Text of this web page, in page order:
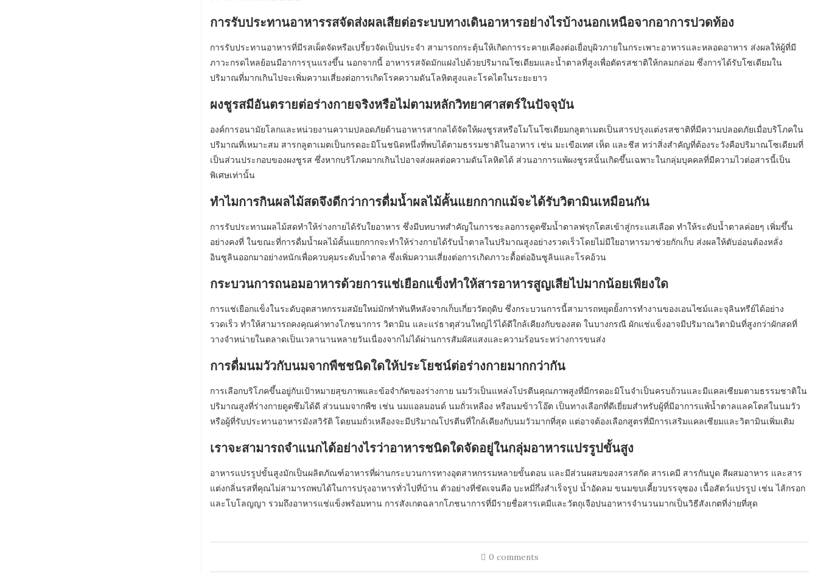
การรับประทานอาหารรสจัดส่งผลเสียต่อระบบทางเดินอาหารอย่างไรบ้างนอกเหนือจากอาการปวดท้อง
การรับประทานอาหารที่มีรสเผ็ดจัดหรือเปรี้ยวจัดเป็นประจำ สามารถกระตุ้นให้เกิดการระคายเคืองต่อเยื่อบุผิวภายในกระเพาะอาหารและหลอดอาหาร ส่งผลให้ผู้ที่มี
ภาวะกรดไหลย้อนมีอาการรุนแรงขึ้น นอกจากนี้ อาหารรสจัดมักแฝงไปด้วยปริมาณโซเดียมและน้ำตาลที่สูงเพื่อตัดรสชาติให้กลมกล่อม ซึ่งการได้รับโซเดียมใน
ปริมาณที่มากเกินไปจะเพิ่มความเสี่ยงต่อการเกิดโรคความดันโลหิตสูงและโรคไตในระยะยาว
ผงชูรสมีอันตรายต่อร่างกายจริงหรือไม่ตามหลักวิทยาศาสตร์ในปัจจุบัน
องค์การอนามัยโลกและหน่วยงานความปลอดภัยด้านอาหารสากลได้จัดให้ผงชูรสหรือโมโนโซเดียมกลูตาเมตเป็นสารปรุงแต่งรสชาติที่มีความปลอดภัยเมื่อบริโภคใน
ปริมาณที่เหมาะสม สารกลูตาเมตเป็นกรดอะมิโนชนิดหนึ่งที่พบได้ตามธรรมชาติในอาหาร เช่น มะเขือเทศ เห็ด และชีส ทว่าสิ่งสำคัญที่ต้องระวังคือปริมาณโซเดียมที่
เป็นส่วนประกอบของผงชูรส ซึ่งหากบริโภคมากเกินไปอาจส่งผลต่อความดันโลหิตได้ ส่วนอาการแพ้ผงชูรสนั้นเกิดขึ้นเฉพาะในกลุ่มบุคคลที่มีความไวต่อสารนี้เป็น
พิเศษเท่านั้น
ทำไมการกินผลไม้สดจึงดีกว่าการดื่มน้ำผลไม้คั้นแยกกากแม้จะได้รับวิตามินเหมือนกัน
การรับประทานผลไม้สดทำให้ร่างกายได้รับใยอาหาร ซึ่งมีบทบาทสำคัญในการชะลอการดูดซึมน้ำตาลฟรุกโตสเข้าสู่กระแสเลือด ทำให้ระดับน้ำตาลค่อยๆ เพิ่มขึ้น
อย่างคงที่ ในขณะที่การดื่มน้ำผลไม้คั้นแยกกากจะทำให้ร่างกายได้รับน้ำตาลในปริมาณสูงอย่างรวดเร็วโดยไม่มีใยอาหารมาช่วยกักเก็บ ส่งผลให้ตับอ่อนต้องหลั่ง
อินซูลินออกมาอย่างหนักเพื่อควบคุมระดับน้ำตาล ซึ่งเพิ่มความเสี่ยงต่อการเกิดภาวะดื้อต่ออินซูลินและโรคอ้วน
กระบวนการถนอมอาหารด้วยการแช่เยือกแข็งทำให้สารอาหารสูญเสียไปมากน้อยเพียงใด
การแช่เยือกแข็งในระดับอุตสาหกรรมสมัยใหม่มักทำทันทีหลังจากเก็บเกี่ยววัตถุดิบ ซึ่งกระบวนการนี้สามารถหยุดยั้งการทำงานของเอนไซม์และจุลินทรีย์ได้อย่าง
รวดเร็ว ทำให้สามารถคงคุณค่าทางโภชนาการ วิตามิน และแร่ธาตุส่วนใหญ่ไว้ได้ดีใกล้เคียงกับของสด ในบางกรณี ผักแช่แข็งอาจมีปริมาณวิตามินที่สูงกว่าผักสดที่
วางจำหน่ายในตลาดเป็นเวลานานหลายวันเนื่องจากไม่ได้ผ่านการสัมผัสแสงและความร้อนระหว่างการขนส่ง
การดื่มนมวัวกับนมจากพืชชนิดใดให้ประโยชน์ต่อร่างกายมากกว่ากัน
การเลือกบริโภคขึ้นอยู่กับเป้าหมายสุขภาพและข้อจำกัดของร่างกาย นมวัวเป็นแหล่งโปรตีนคุณภาพสูงที่มีกรดอะมิโนจำเป็นครบถ้วนและมีแคลเซียมตามธรรมชาติใน
ปริมาณสูงที่ร่างกายดูดซึมได้ดี ส่วนนมจากพืช เช่น นมแอลมอนด์ นมถั่วเหลือง หรือนมข้าวโอ๊ต เป็นทางเลือกที่ดีเยี่ยมสำหรับผู้ที่มีอาการแพ้น้ำตาลแลคโตสในนมวัว
หรือผู้ที่รับประทานอาหารมังสวิรัติ โดยนมถั่วเหลืองจะมีปริมาณโปรตีนที่ใกล้เคียงกับนมวัวมากที่สุด แต่อาจต้องเลือกสูตรที่มีการเสริมแคลเซียมและวิตามินเพิ่มเติม
เราจะสามารถจำแนกได้อย่างไรว่าอาหารชนิดใดจัดอยู่ในกลุ่มอาหารแปรรูปขั้นสูง
อาหารแปรรูปขั้นสูงมักเป็นผลิตภัณฑ์อาหารที่ผ่านกระบวนการทางอุตสาหกรรมหลายขั้นตอน และมีส่วนผสมของสารสกัด สารเคมี สารกันบูด สีผสมอาหาร และสาร
แต่งกลิ่นรสที่คุณไม่สามารถพบได้ในการปรุงอาหารทั่วไปที่บ้าน ตัวอย่างที่ชัดเจนคือ บะหมี่กึ่งสำเร็จรูป น้ำอัดลม ขนมขบเคี้ยวบรรจุซอง เนื้อสัตว์แปรรูป เช่น ไส้กรอก
และโบโลญญา รวมถึงอาหารแช่แข็งพร้อมทาน การสังเกตฉลากโภชนาการที่มีรายชื่อสารเคมีและวัตถุเจือปนอาหารจำนวนมากเป็นวิธีสังเกตที่ง่ายที่สุด
0 comments